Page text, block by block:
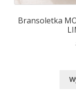
Bransoletka